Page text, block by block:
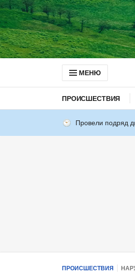
МЕНЮ
ПРОИСШЕСТВИЯ
Провели подряд
ПРОИСШЕСТВИЯ